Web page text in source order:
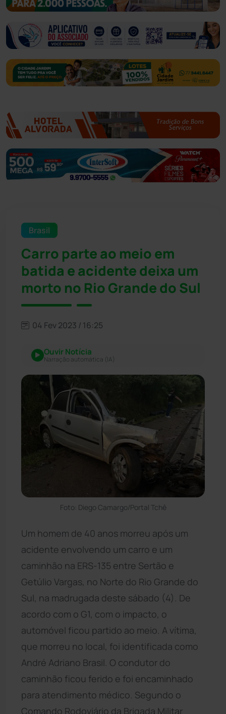
Brasil
Carro parte ao meio em
batida e acidente deixa um
morto no Rio Grande do Sul
04 Fev 2023 / 16:25
Ouvir Notícia
Narração automática (IA)
Foto: Diego Camargo/Portal Tchê
Um homem de 40 anos morreu após um
acidente envolvendo um carro e um
caminhão na ERS-135 entre Sertão e
Getúlio Vargas, no Norte do Rio Grande do
Sul, na madrugada deste sábado (4). De
acordo com o G1, com o impacto, o
automóvel ficou partido ao meio. A vítima,
que morreu no local, foi identificada como
André Adriano Brasil. O condutor do
caminhão ficou ferido e foi encaminhado
para atendimento médico. Segundo o
Comando Rodoviário da Brigada Militar